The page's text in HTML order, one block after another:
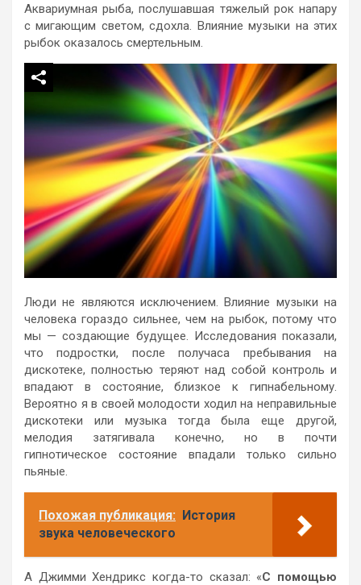
Аквариумная рыба, послушавшая тяжелый рок напару
с мигающим светом, сдохла. Влияние музыки на этих
рыбок оказалось смертельным.
Люди не являются исключением. Влияние музыки на
человека гораздо сильнее, чем на рыбок, потому что
мы — создающие будущее. Исследования показали,
что подростки, после получаса пребывания на
дискотеке, полностью теряют над собой контроль и
впадают в состояние, близкое к гипнабельному.
Вероятно я в своей молодости ходил на неправильные
дискотеки или музыка тогда была еще другой,
мелодия затягивала конечно, но в почти
гипнотическое состояние впадали только сильно
пьяные.
Похожая публикация: История
звука человеческого
А Джимми Хендрикс когда-то сказал: «С помощью